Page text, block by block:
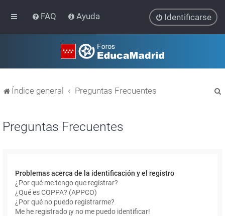
FAQ Ayuda Identificarse
Índice general Preguntas Frecuentes
Preguntas Frecuentes
Problemas acerca de la identificación y el registro
¿Por qué me tengo que registrar?
¿Qué es COPPA? (APPCO)
¿Por qué no puedo registrarme?
Me he registrado ¡y no me puedo identificar!